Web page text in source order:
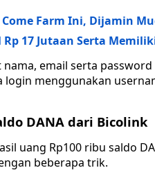
Farm Ini, Dijamin
17 Jutaan Serta
email serta
menggunakan
DANA dari Bicolink
uang Rp100 ribu saldo
beberapa trik.